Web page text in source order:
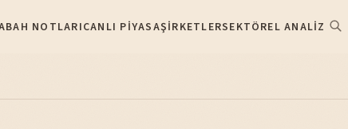
NOTLARICANLI PIYASAŞIRKETLERSEKTÖREL ANALIZ